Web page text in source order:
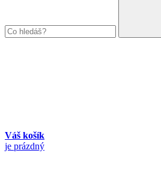
Váš košík
je prázdný